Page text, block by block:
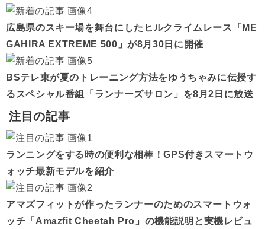
広島県のスキー場を舞台にしたヒルクライムレース「ME
GAHIRA EXTREME 500」が8月30日に開催
BSテレ東が夏のトレーニング方法をゆうちゃみに伝授す
るスペシャル番組「ランナーズサロン」を8月2日に放送
注目の記事
ランニングをする時の便利な相棒！GPS付きスマートウ
ォッチ最新モデルを紹介
アマズフィットが作ったランナーのためのスマートウォ
ッチ「Amazfit Cheetah Pro」の機能説明と実機レビュ